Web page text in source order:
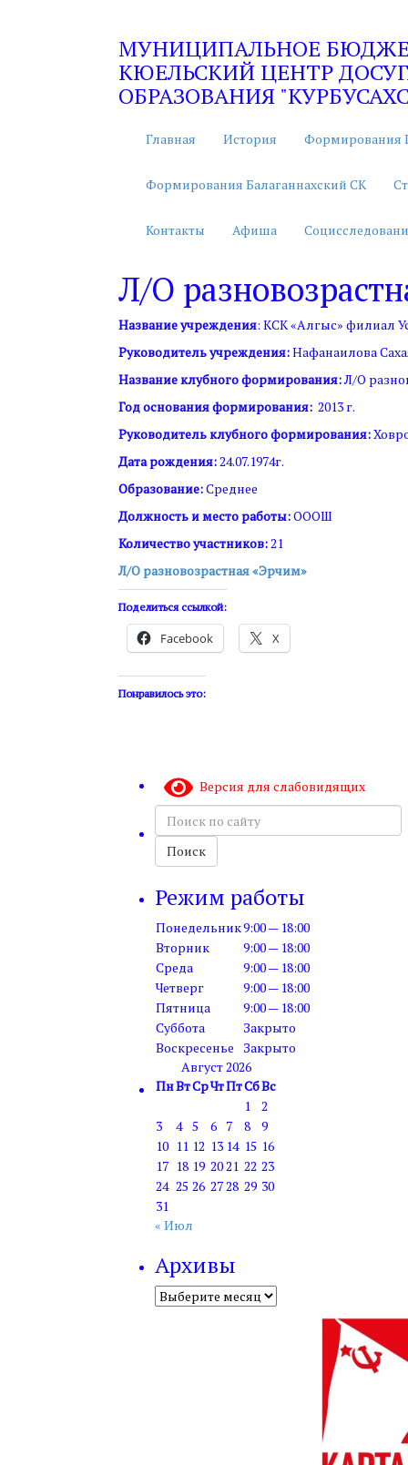
МУНИЦИПАЛЬНОЕ
КЮЕЛЬСКИЙ ЦЕНТР
ОБРАЗОВАНИЯ
Главная История Формирования
Формирования Балаганнахский СК
Контакты Афиша
Л/О
Название учреждения: КСК «Алгыс» филиал
Руководитель учреждения:Нафанаилова
Название клубного формирования:Л/О
Год основания формирования: 2013 г.
Руководитель клубного формирования:
Дата рождения:24.07.1974г.
Образование:Среднее
Должность и место работы:ОООШ
Количество участников:21
Л/О разновозрастная «Эрчим»
Поделиться ссылкой:
Facebook X
Понравилось это:
Версия для слабовидящих
Поиск
по
сайту
Поиск
Режим работы
Понедельник9:00 — 18:00
Вторник
9:00 — 18:00
Среда
9:00 — 18:00
Четверг
9:00 — 18:00
Пятница
9:00 — 18:00
Суббота
Закрыто
Воскресенье
Закрыто
Август 2026
ПнВтСрЧтПтСбВс
1
2
3
4 5 6 7 8
9
10 11 12 13 14 15 16
17 18 19 2021 22 23
24 25 26 2728 29 30
31
« Июл
Архивы
Архивы